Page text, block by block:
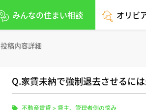
みんなの住まい相談 オリビ
投稿内容詳細
Q.家賃未納で強制退去させるに
不動産賃貸>貸主、管理者側の悩み